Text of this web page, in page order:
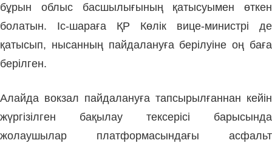
бұрын облыс басшылығының қатысуымен өткен
болатын. Іс-шараға ҚР Көлік вице-министрі де
қатысып, нысанның пайдалануға берілуіне оң баға
берілген.
Алайда вокзал пайдалануға тапсырылғаннан кейін
жүргізілген бақылау тексерісі барысында
жолаушылар платформасындағы асфальт